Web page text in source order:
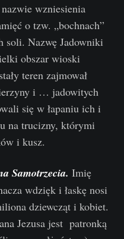
wzniesienia
o tzw. „bochnach”
soli. Nazwę Jadowniki
obszar wioski
teren zajmował
i … jadowitych
się w łapaniu ich i
na trucizny, którymi
i kusz.
Samotrzecia. Imię
wdzięk i łaskę nosi
dziewcząt i kobiet.
Jezusa jest patronką